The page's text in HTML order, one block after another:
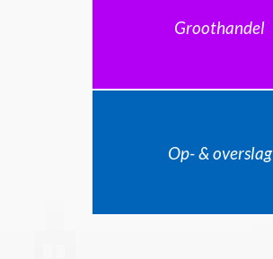
Groothandel
Op- & overslag